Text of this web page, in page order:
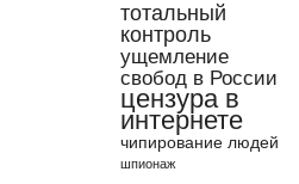
тотальный
контроль
ущемление
свобод в России
цензура в
интернете
чипирование людей
шпионаж